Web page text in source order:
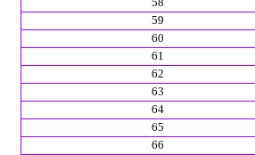
59
60
61
62
63
64
65
66